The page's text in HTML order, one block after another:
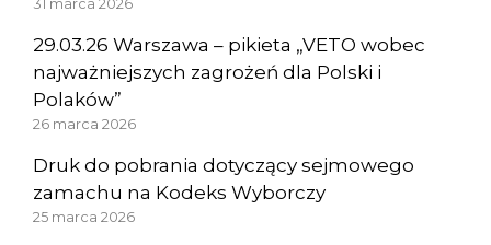
31 marca 2026
29.03.26 Warszawa – pikieta „VETO wobec
najważniejszych zagrożeń dla Polski i
Polaków”
26 marca 2026
Druk do pobrania dotyczący sejmowego
zamachu na Kodeks Wyborczy
25 marca 2026